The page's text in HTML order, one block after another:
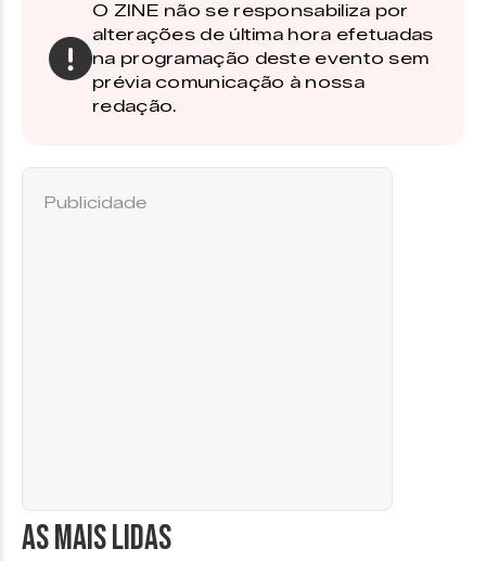
O ZINE não se responsabiliza por
alterações de última hora efetuadas
na programação deste evento sem
prévia comunicação à nossa
redação.
AS MAIS LIDAS
Publicidade